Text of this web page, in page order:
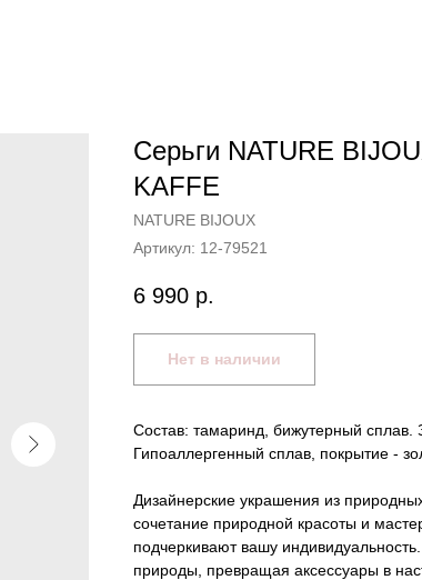
Серьги NATURE
KAFFE
NATURE BIJOUX
Артикул: 12-79521
6 990 р.
Нет в наличии
Состав: тамаринд, бижутерный сплав.
Гипоаллергенный сплав, покрытие -
Дизайнерские украшения из
сочетание природной красоты и
подчеркивают вашу
природы, превращая аксессуары в